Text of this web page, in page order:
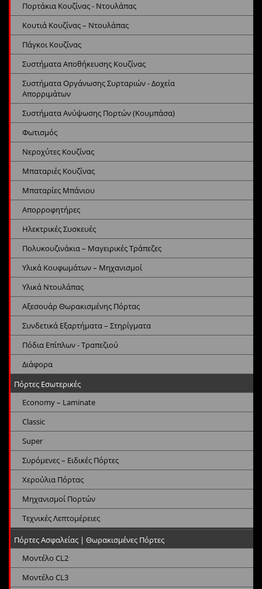
Πορτάκια Κουζίνας - Ντουλάπας
Κουτιά Κουζίνας – Ντουλάπας
Πάγκοι Κουζίνας
Συστήματα Αποθήκευσης Κουζίνας
Συστήματα Οργάνωσης Συρταριών - Δοχεία
Απορριμάτων
Συστήματα Ανύψωσης Πορτών (Κουμπάσα)
Φωτισμός
Νεροχύτες Κουζίνας
Μπαταριές Κουζίνας
Μπαταρίες Μπάνιου
Απορροφητήρες
Ηλεκτρικές Συσκευές
Πολυκουζινάκια – Μαγειρικές Τράπεζες
Υλικά Κουφωμάτων – Μηχανισμοί
Υλικά Ντουλάπας
Αξεσουάρ Θωρακισμένης Πόρτας
Συνδετικά Εξαρτήματα – Στηρίγματα
Πόδια Επίπλων - Τραπεζιού
Διάφορα
Πόρτες Εσωτερικές
Economy – Laminate
Classic
Super
Συρόμενες – Ειδικές Πόρτες
Χερούλια Πόρτας
Μηχανισμοί Πορτών
Τεχνικές Λεπτομέρειες
Πόρτες Ασφαλείας | Θωρακισμένες Πόρτες
Μοντέλο CL2
Μοντέλο CL3